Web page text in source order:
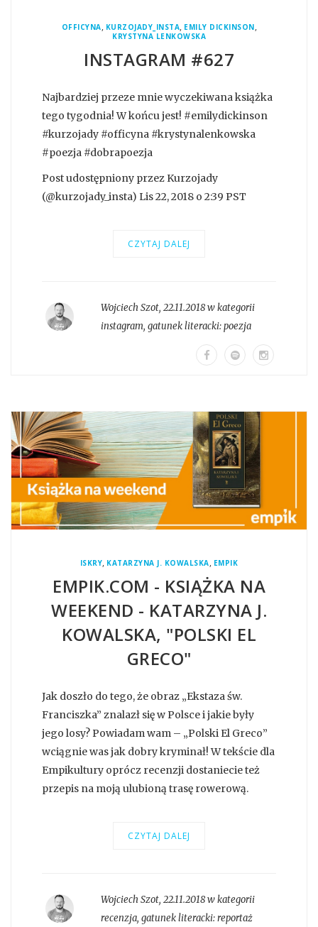
OFFICYNA, KURZOJADY_INSTA, EMILY DICKINSON,
KRYSTYNA LENKOWSKA
INSTAGRAM #627
Najbardziej przeze mnie wyczekiwana książka
tego tygodnia! W końcu jest! #emilydickinson
#kurzojady #officyna #krystynalenkowska
#poezja #dobrapoezja
Post udostępniony przez Kurzojady
(@kurzojady_insta) Lis 22, 2018 o 2:39 PST
CZYTAJ DALEJ
Wojciech Szot, 22.11.2018 w kategorii
instagram, gatunek literacki:poezja
ISKRY, KATARZYNA J. KOWALSKA, EMPIK
EMPIK.COM - KSIĄŻKA NA
WEEKEND - KATARZYNA J.
KOWALSKA, "POLSKI EL
GRECO"
Jak doszło do tego, że obraz „Ekstaza św.
Franciszka” znalazł się w Polsce i jakie były
jego losy? Powiadam wam – „Polski El Greco”
wciągnie was jak dobry kryminał! W tekście dla
Empikultury oprócz recenzji dostaniecie też
przepis na moją ulubioną trasę rowerową.
CZYTAJ DALEJ
Wojciech Szot, 22.11.2018 w kategorii
recenzja, gatunek literacki:reportaż